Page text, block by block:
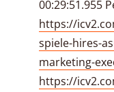
00:29:51.955
https://
spiele-hires-
marketing-
https://